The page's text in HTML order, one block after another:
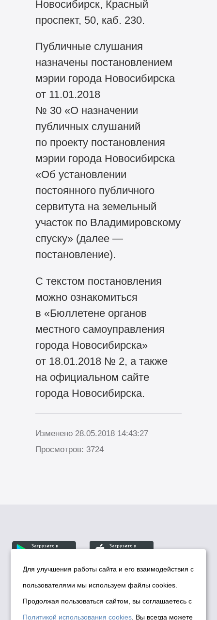
Новосибирск, Красный
проспект, 50, каб. 230.
Публичные слушания
назначены постановлением
мэрии города Новосибирска
от 11.01.2018
№ 30 «О назначении
публичных слушаний
по проекту постановления
мэрии города Новосибирска
«Об установлении
постоянного публичного
сервитута на земельный
участок по Владимировскому
спуску» (далее —
постановление).
С текстом постановления
можно ознакомиться
в «Бюллетене органов
местного самоуправления
города Новосибирска»
от 18.01.2018 № 2, а также
на официальном сайте
города Новосибирска.
Изменено 28.05.2018 14:43:27
Просмотров: 3724
© Департамент информационной политики мэрии
города Новосибирска, 2026
Политика использования Cookies
Для улучшения работы сайта и его взаимодействия с
пользователями мы используем файлы cookies.
Продолжая пользоваться сайтом, вы соглашаетесь с
Политикой использования cookies . Вы всегда можете